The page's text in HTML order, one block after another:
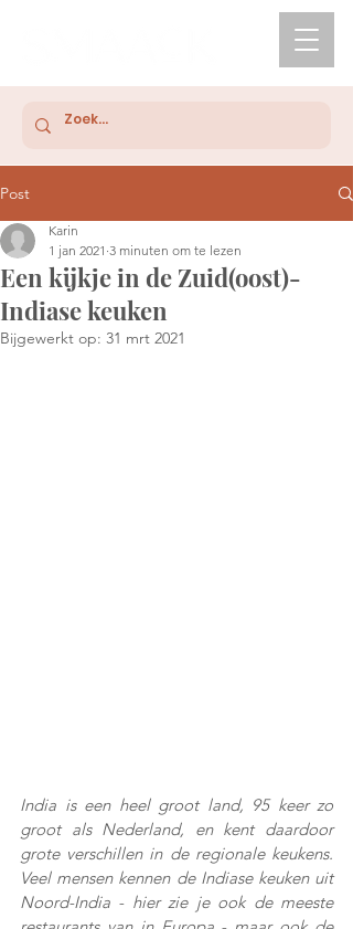
Post
Een kijkje in de Zuid(oost)-
Indiase keuken
Karin
1 jan 2021 3 minuten om te lezen
Bijgewerkt op: 31 mrt 2021
India is een heel groot land, 95 keer zo
groot als Nederland, en kent daardoor
grote verschillen in de regionale keukens.
Veel mensen kennen de Indiase keuken uit
Noord-India - hier zie je ook de meeste